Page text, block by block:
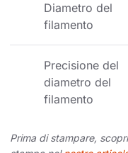
Diametro del
filamento
Precisione del
diametro del
filamento
Prima di stampare,